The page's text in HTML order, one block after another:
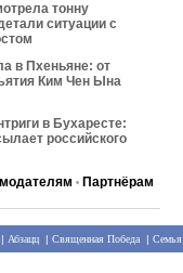
тонну
ситуации с
в Пхеньяне: от
Ким Чен Ына
в Бухаресте:
российского
• Партнёрам
Абзацц | Священная Победа | Семья